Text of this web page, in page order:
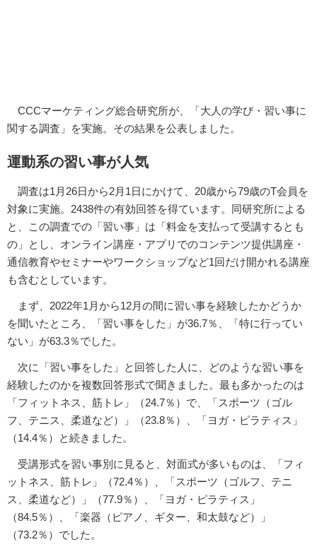
CCCマーケティング総合研究所が、「大人の学び・習い事に
関する調査」を実施。その結果を公表しました。
運動系の習い事が人気
調査は1月26日から2月1日にかけて、20歳から79歳のT会員を
対象に実施。2438件の有効回答を得ています。同研究所による
と、この調査での「習い事」は「料金を支払って受講するとも
の」とし、オンライン講座・アプリでのコンテンツ提供講座・
通信教育やセミナーやワークショップなど1回だけ開かれる講座
も含むとしています。
まず、2022年1月から12月の間に習い事を経験したかどうか
を聞いたところ、「習い事をした」が36.7％、「特に行ってい
ない」が63.3％でした。
次に「習い事をした」と回答した人に、どのような習い事を
経験したのかを複数回答形式で聞きました。最も多かったのは
「フィットネス、筋トレ」（24.7％）で、「スポーツ（ゴル
フ、テニス、柔道など）」（23.8％）、「ヨガ・ピラティス」
（14.4％）と続きました。
受講形式を習い事別に見ると、対面式が多いものは、「フィ
ットネス、筋トレ」（72.4％）、「スポーツ（ゴルフ、テニ
ス、柔道など）」（77.9％）、「ヨガ・ピラティス」
（84.5％）、「楽器（ピアノ、ギター、和太鼓など）」
（73.2％）でした。